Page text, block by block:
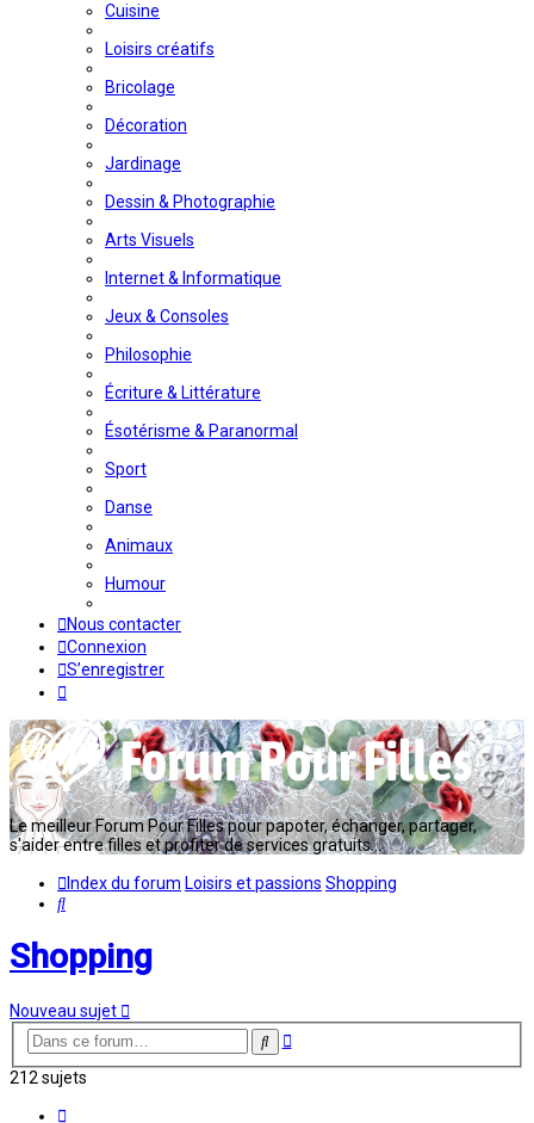
Cuisine
Loisirs créatifs
Bricolage
Décoration
Jardinage
Dessin & Photographie
Arts Visuels
Internet & Informatique
Jeux & Consoles
Philosophie
Écriture & Littérature
Ésotérisme & Paranormal
Sport
Danse
Animaux
Humour
Nous contacter
Connexion
S’enregistrer
Le meilleur Forum Pour Filles pour papoter, échanger, partager,
s'aider entre filles et profiter de services gratuits...
Index du forum Loisirs et passions Shopping
Rechercher
Shopping
Nouveau sujet
Rechercher
Recherche
212 sujets